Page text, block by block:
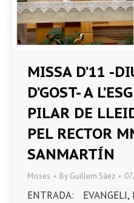
MISSA D’11 -
D’GOST- A
PILAR DE
PEL RECTOR
SANMARTÍN
Misses By Guillem Sáez
ENTRADA: